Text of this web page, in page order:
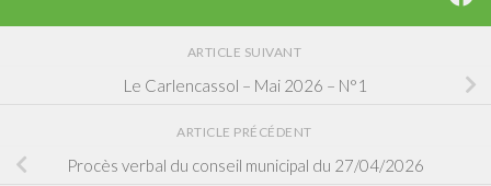
ARTICLE SUIVANT
Le Carlencassol – Mai 2026 – N°1
ARTICLE PRÉCÉDENT
Procès verbal du conseil municipal du 27/04/2026